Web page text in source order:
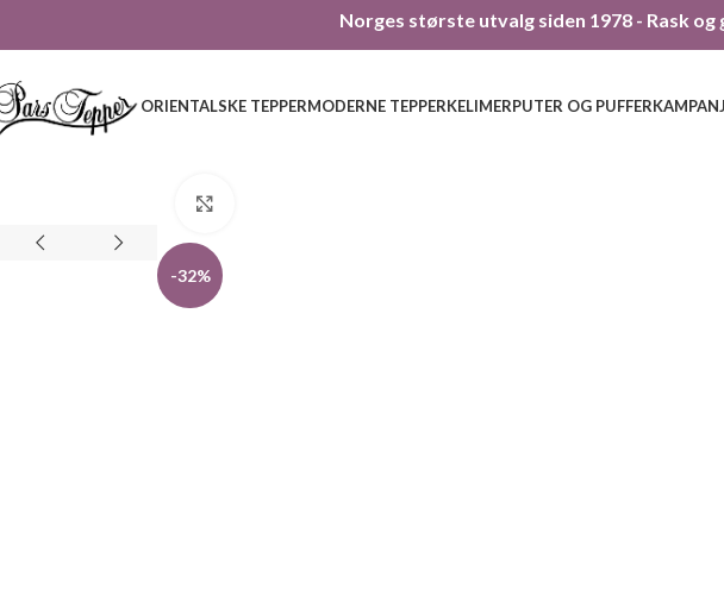
Norges største utvalg siden 1978 - Rask
ORIENTALSKE TEPPERMODERNE TEPPERKELIMERPUTER OG PUFFER
-32%